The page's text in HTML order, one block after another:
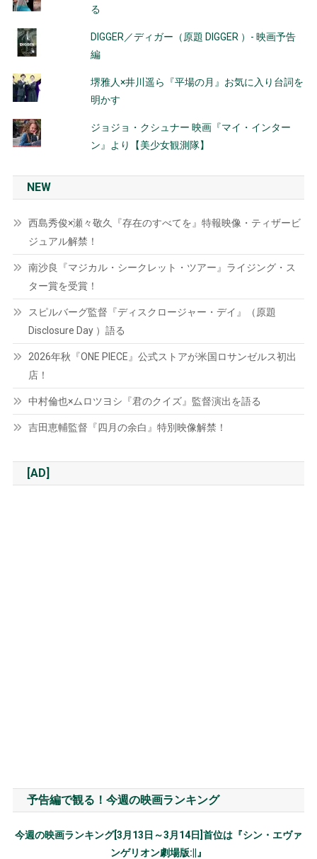
る
DIGGER／ディガー（原題 DIGGER ）- 映画予告
編
堺雅人×井川遥ら『平場の月』お気に入り台詞を
明かす
ジョジョ・クシュナー 映画『マイ・インター
ン』より【美少女観測隊】
NEW
西島秀俊×瀬々敬久『存在のすべてを』特報映像・ティザービ
ジュアル解禁！
南沙良『マジカル・シークレット・ツアー』ライジング・ス
ター賞を受賞！
スピルバーグ監督『ディスクロージャー・デイ』（原題
Disclosure Day ）語る
2026年秋『ONE PIECE』公式ストアが米国ロサンゼルス初出
店！
中村倫也×ムロツヨシ『君のクイズ』監督演出を語る
吉田恵輔監督『四月の余白』特別映像解禁！
[AD]
予告編で観る！今週の映画ランキング
今週の映画ランキング[3月13日～3月14日]首位は『シン・エヴァ
ンゲリオン劇場版:||』